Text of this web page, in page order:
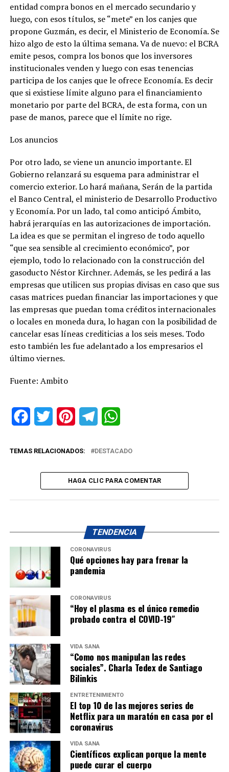
entidad compra bonos en el mercado secundario y
luego, con esos títulos, se “mete” en los canjes que
propone Guzmán, es decir, el Ministerio de Economía. Se
hizo algo de esto la última semana. Va de nuevo: el BCRA
emite pesos, compra los bonos que los inversores
institucionales venden y luego con esas tenencias
participa de los canjes que le ofrece Economía. Es decir
que si existiese límite alguno para el financiamiento
monetario por parte del BCRA, de esta forma, con un
pase de manos, parece que el límite no rige.
Los anuncios
Por otro lado, se viene un anuncio importante. El
Gobierno relanzará su esquema para administrar el
comercio exterior. Lo hará mañana, Serán de la partida
el Banco Central, el ministerio de Desarrollo Productivo
y Economía. Por un lado, tal como anticipó Ámbito,
habrá jerarquías en las autorizaciones de importación.
La idea es que se permitan el ingreso de todo aquello
“que sea sensible al crecimiento económico”, por
ejemplo, todo lo relacionado con la construcción del
gasoducto Néstor Kirchner. Además, se les pedirá a las
empresas que utilicen sus propias divisas en caso que sus
casas matrices puedan financiar las importaciones y que
las empresas que puedan toma créditos internacionales
o locales en moneda dura, lo hagan con la posibilidad de
cancelar esas líneas crediticias a los seis meses. Todo
esto también les fue adelantado a los empresarios el
último viernes.
Fuente: Ambito
FacebookTwitter PinterestTelegram
TEMAS RELACIONADOS: DESTACADO
HAGA CLIC PARA COMENTAR
TENDENCIA
CORONAVIRUS
Qué opciones hay para frenar la
pandemia
CORONAVIRUS
“Hoy el plasma es el único remedio
probado contra el COVID-19″
VIDA SANA
“Como nos manipulan las redes
sociales”. Charla Tedex de Santiago
Bilinkis
ENTRETENIMIENTO
El top 10 de las mejores series de
Netflix para un maratón en casa por el
coronavirus
VIDA SANA
Científicos explican porque la mente
puede curar el cuerpo